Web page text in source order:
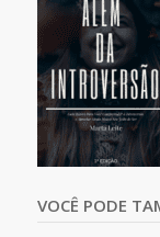
VOCÊ PODE